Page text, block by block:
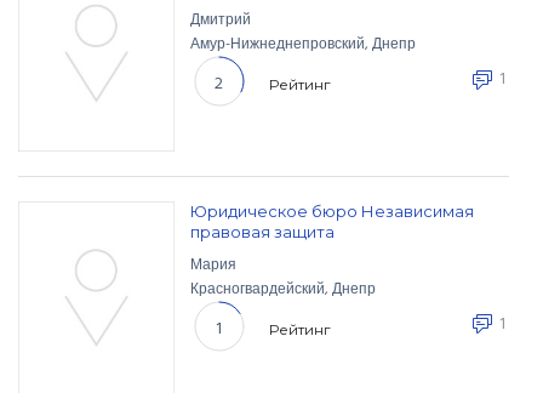
Дмитрий
Амур-Нижнеднепровский, Днепр
Рейтинг
2 1
Юридическое бюро Независимая
правовая защита
Мария
Красногвардейский, Днепр
Рейтинг
1 1